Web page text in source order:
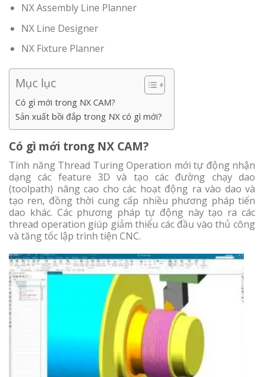
NX Assembly Line Planner
NX Line Designer
NX Fixture Planner
Mục lục
Có gì mới trong NX CAM?
Sản xuất bồi đắp trong NX có gì mới?
Có gì mới trong NX CAM?
Tính năng Thread Turing Operation mới tự động nhận
dạng các feature 3D và tạo các đường chạy dao
(toolpath) nâng cao cho các hoạt động ra vào dao và
tạo ren, đồng thời cung cấp nhiều phương pháp tiến
dao khác. Các phương pháp tự động này tạo ra các
thread operation giúp giảm thiểu các đầu vào thủ công
và tăng tốc lập trình tiện CNC.